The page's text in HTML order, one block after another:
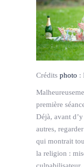
Crédits photo :
première
Déjà, avant
autres,
qui montrait
la religion :